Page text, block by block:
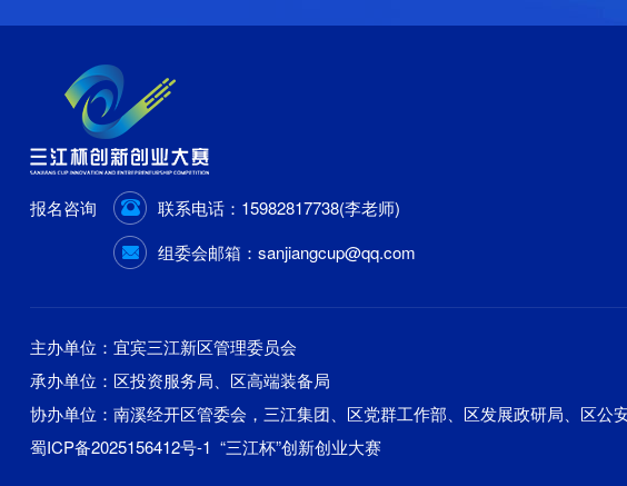
报名咨询 联系电话： 15982817738(李老师)
组委会邮箱： sanjiangcup@qq.com
主办单位：宜宾三江新区管理委员会
承办单位：区投资服务局、区高端装备局
协办单位：南溪经开区管委会，三江集团、区党群工作部、区发展政研局、区
蜀ICP备2025156412号-1 “三江杯”创新创业大赛